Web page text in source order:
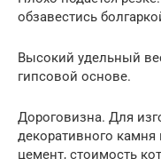
обзавестись
Высокий удельный
гипсовой основе.
Дороговизна. Для
декоративного
цемент, стоимость